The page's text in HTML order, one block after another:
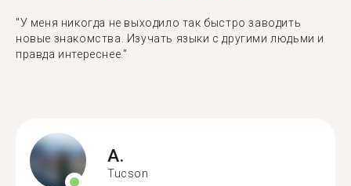
"У меня никогда не выходило так быстро заводить
новые знакомства. Изучать языки с другими людьми и
правда интереснее."
A.
Tucson